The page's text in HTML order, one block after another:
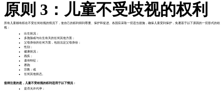
原则 3：儿童不受歧视的权利
所有儿童都有权在不受任何歧视的情况下，使自己的权利得到尊重、保护和促进。各国应采取一切适当措施，确保儿童受到保护，免遭基于以下原因的一切形式的歧
视：
出生状况；
多胞胎或与出生有关的任何其他方面；
父母身份的任何方面，包括法定父母身份；
性别；
健康状况；
残疾；
遗传特征；
赛跑
宗教；或
任何其他状态。
值得注意的是，儿童不受歧视的权利适用于以下情况：
是否允许代孕；